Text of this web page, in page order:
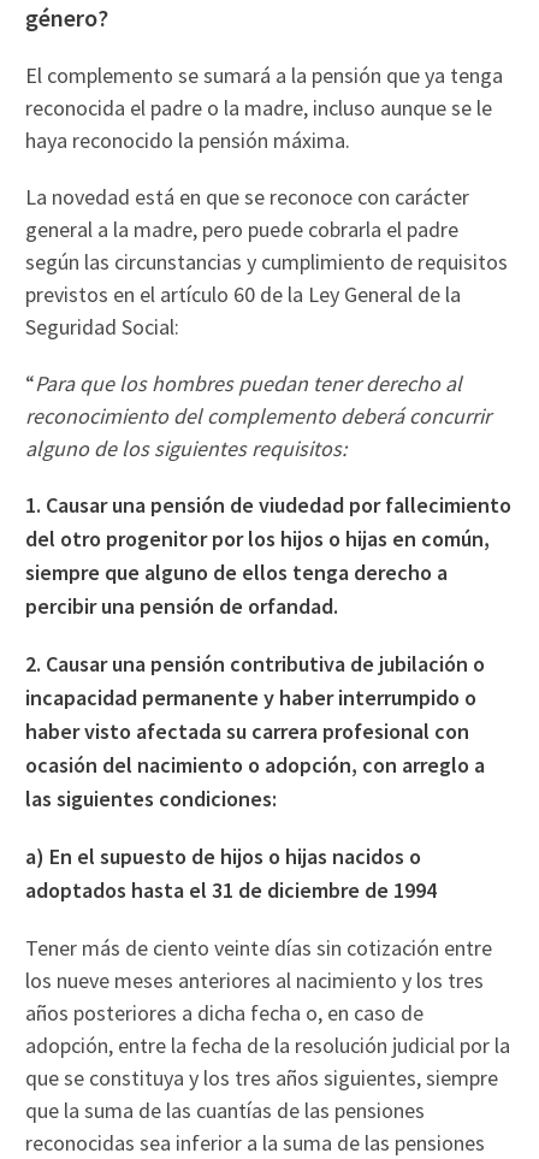
género?
El complemento se sumará a la pensión que ya tenga
reconocida el padre o la madre, incluso aunque se le
haya reconocido la pensión máxima.
La novedad está en que se reconoce con carácter
general a la madre, pero puede cobrarla el padre
según las circunstancias y cumplimiento de requisitos
previstos en el artículo 60 de la Ley General de la
Seguridad Social:
“Para que los hombres puedan tener derecho al
reconocimiento del complemento deberá concurrir
alguno de los siguientes requisitos:
1. Causar una pensión de viudedad por fallecimiento
del otro progenitor por los hijos o hijas en común,
siempre que alguno de ellos tenga derecho a
percibir una pensión de orfandad.
2. Causar una pensión contributiva de jubilación o
incapacidad permanente y haber interrumpido o
haber visto afectada su carrera profesional con
ocasión del nacimiento o adopción, con arreglo a
las siguientes condiciones:
a) En el supuesto de hijos o hijas nacidos o
adoptados hasta el 31 de diciembre de 1994
Tener más de ciento veinte días sin cotización entre
los nueve meses anteriores al nacimiento y los tres
años posteriores a dicha fecha o, en caso de
adopción, entre la fecha de la resolución judicial por la
que se constituya y los tres años siguientes, siempre
que la suma de las cuantías de las pensiones
reconocidas sea inferior a la suma de las pensiones